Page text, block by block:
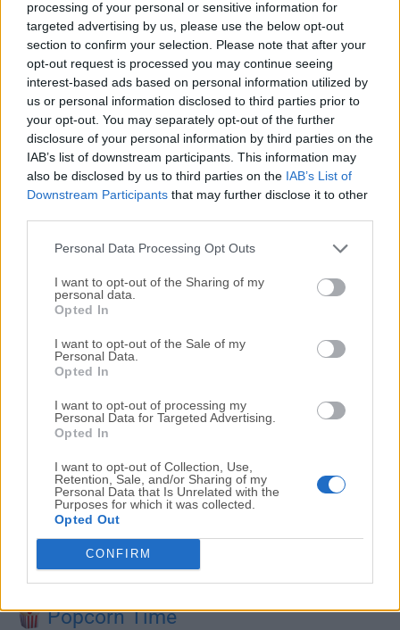
processing of your personal or sensitive information for
targeted advertising by us, please use the below opt-out
section to confirm your selection. Please note that after your
opt-out request is processed you may continue seeing
interest-based ads based on personal information utilized by
us or personal information disclosed to third parties prior to
your opt-out. You may separately opt-out of the further
disclosure of your personal information by third parties on the
IAB’s list of downstream participants. This information may
also be disclosed by us to third parties on the IAB’s List of
Downstream Participants that may further disclose it to other
Personal Data Processing Opt Outs
I want to opt-out of the Sharing of my
personal data.
Opted In
I want to opt-out of the Sale of my
Personal Data.
Opted In
I want to opt-out of processing my
Personal Data for Targeted Advertising.
Opted In
I want to opt-out of Collection, Use,
Retention, Sale, and/or Sharing of my
Personal Data that Is Unrelated with the
Purposes for which it was collected.
Opted Out
CONFIRM
efectos al alcance de tu mano para que puedas improvisar
rápidamente tus visuales en vivo.Resolume es creado por
Edwin de Koning & Bart van der Ploeg junto con Tim
Walther, Joris de Jong, Menno Vink, Danny Van Swieten,
Sander Cox, Andreas Lo-A-Njoe, Zoltán Pálffy y un equipo
de freelancers especializados."Resolume nació porque
queríamos ser VJ. Pero queríamos hacerlo mejor. En 1998,
ser VJ se hacía con cintas VHS y una mezcladora de video
mx50, así que era difícil improvisar rápidamente video con
Alternativas y Software Similar
Popcorn Time